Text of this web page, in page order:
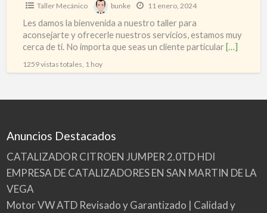
Taller Mecánico bunke 11 enero, 2024
Les damos la bienvenida a nuestro taller para
aconsejarte y ofrecerle nuestros servicios, estamos muy
cerca de ti. No importa que seas un cliente particular[…]
1259 vistas totales, 1 hoy
Anuncios Destacados
CATALIZADOR CITROEN JUMPER 2.0TD HDI
EMPRESA DE CATALIZADORES EN SAN MARTIN DE LA
VEGA
Motor VW ATD Revisado y Garantizado | Calidad y